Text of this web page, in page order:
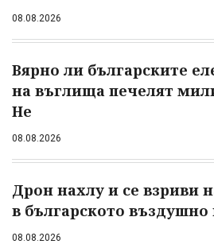
08.08.2026
Вярно ли българските
на въглища печелят
Не
08.08.2026
Дрон нахлу и се взриви
в българското въздушно
08.08.2026